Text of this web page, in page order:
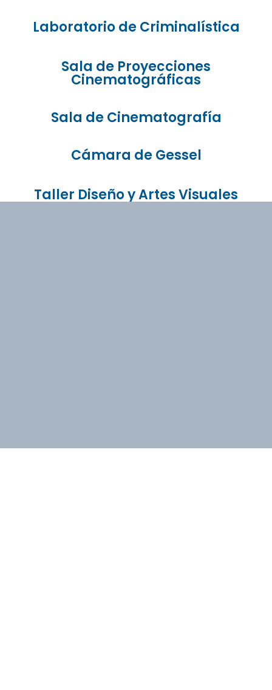
Laboratorio de Criminalística
Sala de Proyecciones
Cinematográficas
Sala de Cinematografía
Cámara de Gessel
Taller Diseño y Artes Visuales